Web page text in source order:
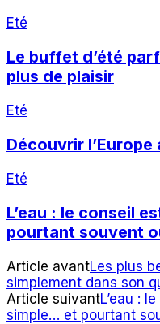
Eté
Le buffet d’été
plus de plaisir
Eté
Découvrir l’Europe
Eté
L’eau : le conseil
pourtant souvent
Article avantLes plus
simplement dans son
Article suivantL’eau :
simple… et pourtant